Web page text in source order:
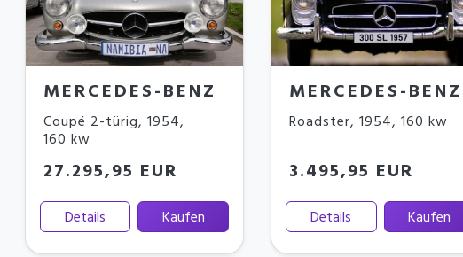
MERCEDES-BENZ
Coupé 2-türig, 1954,
160 kw
27.295,95 EUR
Details Kaufen
MERCEDES-BENZ
Roadster, 1954, 160 kw
3.495,95 EUR
Details Kaufen